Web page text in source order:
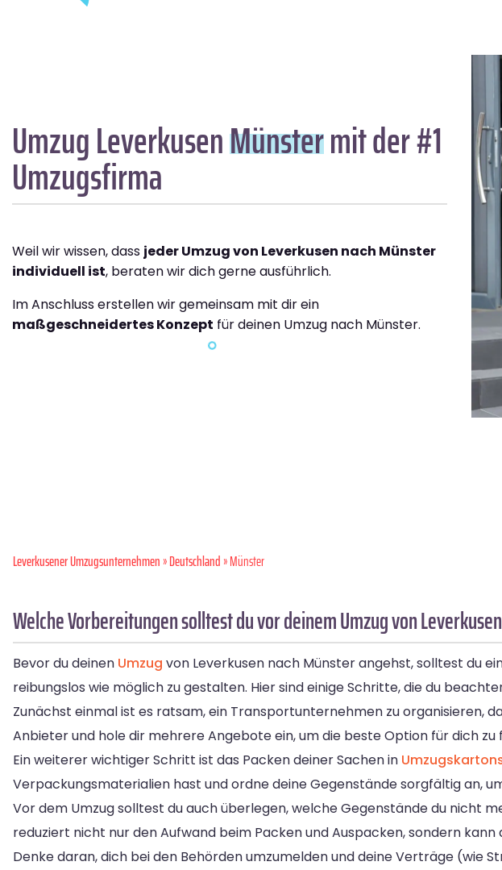
Umzug LeverkusenMünstermit der #1
Umzugsfirma
Weil wir wissen, dass jeder Umzug von Leverkusen nach Münster
individuell ist, beraten wir dich gerne ausführlich.
Im Anschluss erstellen wir gemeinsam mit dir ein
maßgeschneidertes Konzept für deinen Umzug nach Münster.
Leverkusener Umzugsunternehmen»Deutschland» Münster
Welche Vorbereitungen solltest du vor deinem Umzug von
Bevor du deinen Umzug von Leverkusen nach Münster angehst, solltest du
reibungslos wie möglich zu gestalten. Hier sind einige Schritte, die du
Zunächst einmal ist es ratsam, ein Transportunternehmen zu organisieren,
Anbieter und hole dir mehrere Angebote ein, um die beste Option für dich zu
Ein weiterer wichtiger Schritt ist das Packen deiner Sachen in
Verpackungsmaterialien hast und ordne deine Gegenstände sorgfältig an,
Vor dem Umzug solltest du auch überlegen, welche Gegenstände du nicht
reduziert nicht nur den Aufwand beim Packen und Auspacken, sondern kann
Denke daran, dich bei den Behörden umzumelden und deine Verträge (wie